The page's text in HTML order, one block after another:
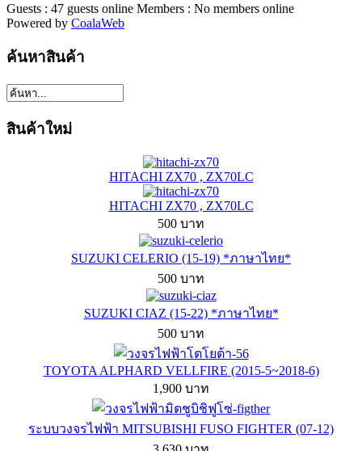
Guests : 47 guests online Members : No members online
Powered by CoalaWeb
ค้นหาสินค้า
สินค้าใหม่
HITACHI ZX70 , ZX70LC
HITACHI ZX70 , ZX70LC
500 บาท
SUZUKI CELERIO (15-19) *ภาษาไทย*
500 บาท
SUZUKI CIAZ (15-22) *ภาษาไทย*
500 บาท
TOYOTA ALPHARD VELLFIRE (2015-5~2018-6)
1,900 บาท
ระบบวงจรไฟฟ้า MITSUBISHI FUSO FIGHTER (07-12)